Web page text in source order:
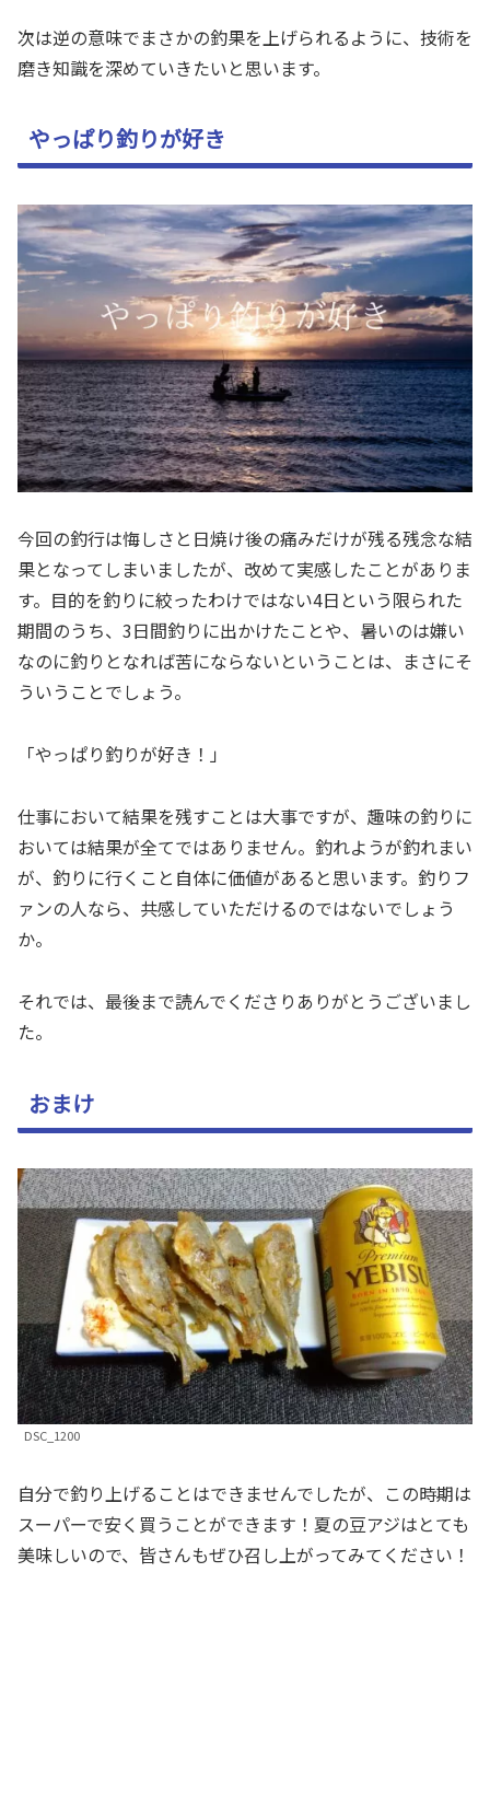
次は逆の意味でまさかの釣果を上げられるように、技術を
磨き知識を深めていきたいと思います。
やっぱり釣りが好き
今回の釣行は悔しさと日焼け後の痛みだけが残る残念な結
果となってしまいましたが、改めて実感したことがありま
す。目的を釣りに絞ったわけではない4日という限られた
期間のうち、3日間釣りに出かけたことや、暑いのは嫌い
なのに釣りとなれば苦にならないということは、まさにそ
ういうことでしょう。
「やっぱり釣りが好き！」
仕事において結果を残すことは大事ですが、趣味の釣りに
おいては結果が全てではありません。釣れようが釣れまい
が、釣りに行くこと自体に価値があると思います。釣りフ
ァンの人なら、共感していただけるのではないでしょう
か。
それでは、最後まで読んでくださりありがとうございまし
た。
おまけ
DSC_1200
自分で釣り上げることはできませんでしたが、この時期は
スーパーで安く買うことができます！夏の豆アジはとても
美味しいので、皆さんもぜひ召し上がってみてください！